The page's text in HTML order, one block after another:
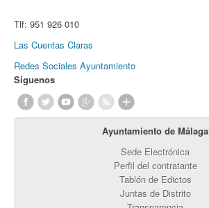
Tlf: 951 926 010
Las Cuentas Claras
Redes Sociales Ayuntamiento
Síguenos
Ayuntamiento de Málaga
Sede Electrónica
Perfil del contratante
Tablón de Edictos
Juntas de Distrito